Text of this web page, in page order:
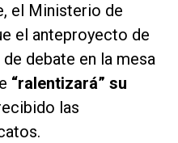
el Ministerio de
el anteproyecto de
debate en la mesa
“ralentizará” su
las